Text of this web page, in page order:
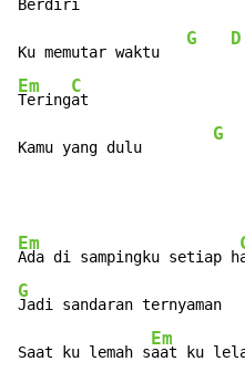
Berdiri
Ku memutar waktu
G D
Em
Tering
C
at
Kamu yang dulu
G
Em
Ada di sampingku setiap h
G
Jadi sandaran
Saat ku lemah s
Em
aat